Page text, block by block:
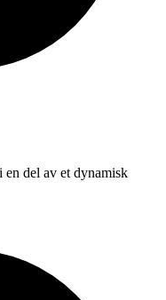
en del av et dynamisk